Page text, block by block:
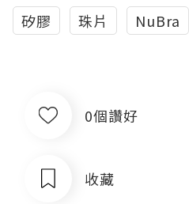
矽膠
珠片 NuBra
0個讚好
收藏